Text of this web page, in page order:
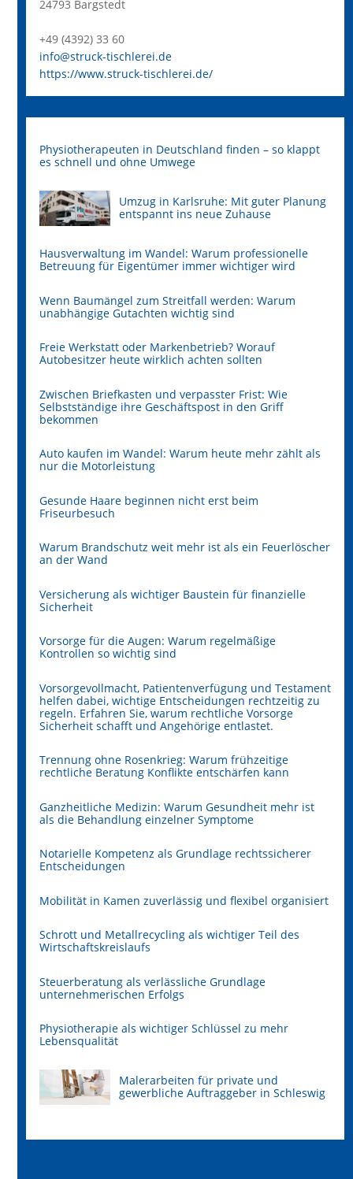
24793 Bargstedt
+49 (4392) 33 60
info@struck-tischlerei.de
https://www.struck-tischlerei.de/
Physiotherapeuten in Deutschland finden – so klappt
es schnell und ohne Umwege
Umzug in Karlsruhe: Mit guter Planung
entspannt ins neue Zuhause
Hausverwaltung im Wandel: Warum professionelle
Betreuung für Eigentümer immer wichtiger wird
Wenn Baumängel zum Streitfall werden: Warum
unabhängige Gutachten wichtig sind
Freie Werkstatt oder Markenbetrieb? Worauf
Autobesitzer heute wirklich achten sollten
Zwischen Briefkasten und verpasster Frist: Wie
Selbstständige ihre Geschäftspost in den Griff
bekommen
Auto kaufen im Wandel: Warum heute mehr zählt als
nur die Motorleistung
Gesunde Haare beginnen nicht erst beim
Friseurbesuch
Warum Brandschutz weit mehr ist als ein Feuerlöscher
an der Wand
Versicherung als wichtiger Baustein für finanzielle
Sicherheit
Vorsorge für die Augen: Warum regelmäßige
Kontrollen so wichtig sind
Vorsorgevollmacht, Patientenverfügung und Testament
helfen dabei, wichtige Entscheidungen rechtzeitig zu
regeln. Erfahren Sie, warum rechtliche Vorsorge
Sicherheit schafft und Angehörige entlastet.
Trennung ohne Rosenkrieg: Warum frühzeitige
rechtliche Beratung Konflikte entschärfen kann
Ganzheitliche Medizin: Warum Gesundheit mehr ist
als die Behandlung einzelner Symptome
Notarielle Kompetenz als Grundlage rechtssicherer
Entscheidungen
Mobilität in Kamen zuverlässig und flexibel organisiert
Schrott und Metallrecycling als wichtiger Teil des
Wirtschaftskreislaufs
Steuerberatung als verlässliche Grundlage
unternehmerischen Erfolgs
Physiotherapie als wichtiger Schlüssel zu mehr
Lebensqualität
Malerarbeiten für private und
gewerbliche Auftraggeber in Schleswig